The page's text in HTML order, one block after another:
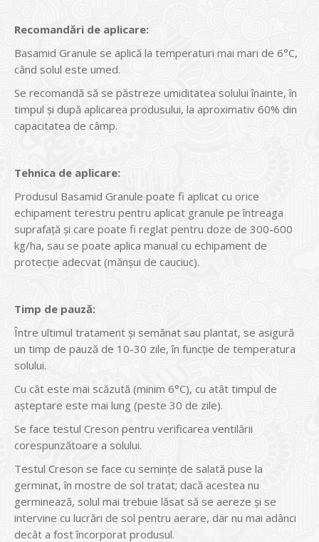
Recomandări de aplicare:
Basamid Granule se aplică la temperaturi mai mari de 6°C,
când solul este umed.
Se recomandă să se păstreze umiditatea solului înainte, în
timpul și după aplicarea produsului, la aproximativ 60% din
capacitatea de câmp.
Tehnica de aplicare:
Produsul Basamid Granule poate fi aplicat cu orice
echipament terestru pentru aplicat granule pe întreaga
suprafață și care poate fi reglat pentru doze de 300-600
kg/ha, sau se poate aplica manual cu echipament de
protecție adecvat (mănșui de cauciuc).
Timp de pauză:
Între ultimul tratament și semănat sau plantat, se asigură
un timp de pauză de 10-30 zile, în funcție de temperatura
solului.
Cu cât este mai scăzută (minim 6°C), cu atât timpul de
așteptare este mai lung (peste 30 de zile).
Se face testul Creson pentru verificarea ventilării
corespunzătoare a solului.
Testul Creson se face cu semințe de salată puse la
germinat, în mostre de sol tratat; dacă acestea nu
germinează, solul mai trebuie lăsat să se aereze și se
intervine cu lucrări de sol pentru aerare, dar nu mai adânci
decât a fost încorporat produsul.